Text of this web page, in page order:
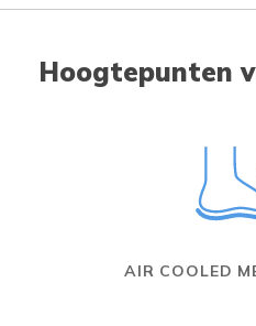
Hoogtepunten
AIR COOLED